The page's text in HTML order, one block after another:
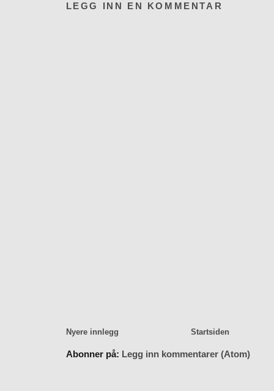
LEGG INN EN KOMMENTAR
Nyere innlegg Startsiden
Abonner på: Legg inn kommentarer (Atom)